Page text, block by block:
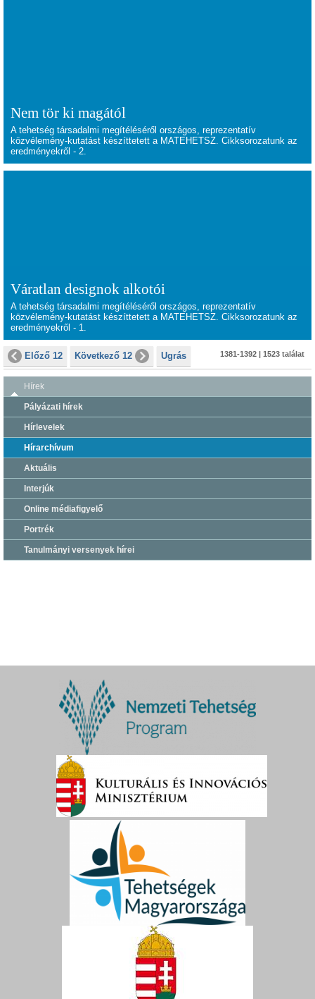
Nem tör ki magától
A tehetség társadalmi megítéléséről országos, reprezentatív
közvélemény-kutatást készíttetett a MATEHETSZ. Cikksorozatunk az
eredményekről - 2.
Váratlan designok alkotói
A tehetség társadalmi megítéléséről országos, reprezentatív
közvélemény-kutatást készíttetett a MATEHETSZ. Cikksorozatunk az
eredményekről - 1.
Előző 12 Következő 12 Ugrás 1381-1392 | 1523 találat
Hírek
Pályázati hírek
Hírlevelek
Hírarchívum
Aktuális
Interjúk
Online médiafigyelő
Portrék
Tanulmányi versenyek hírei